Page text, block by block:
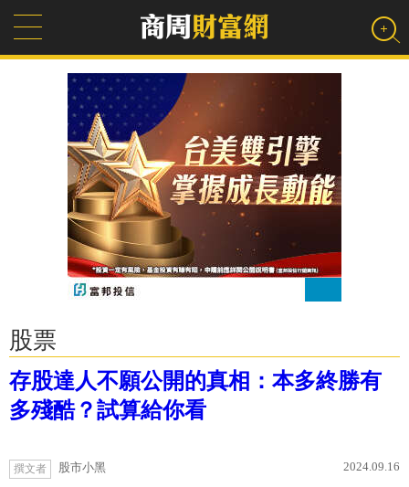
股票
存股達人不願公開的真相：本多終勝有
多殘酷？試算給你看
撰文者 股市小黑 2024.09.16